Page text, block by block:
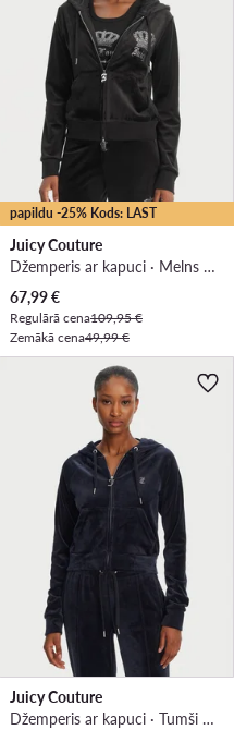
papildu -25% Kods: LAST
Juicy Couture
Džemperis ar kapuci · Melns · Slim Fit
Pašreizējā cena
67,99€
Regulārā cena109,95 €
Zemākā cena49,99 €
Juicy Couture
Džemperis ar kapuci · Tumši zils · Slim Fit